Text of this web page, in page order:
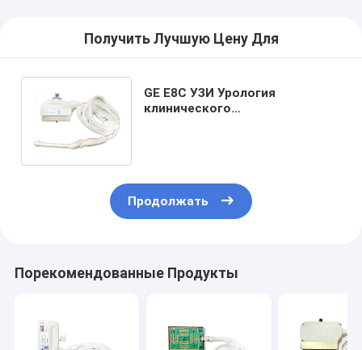
Получить Лучшую Цену Для
GE E8C УЗИ Урология
клинического
Продолжать
Порекомендованные Продукты